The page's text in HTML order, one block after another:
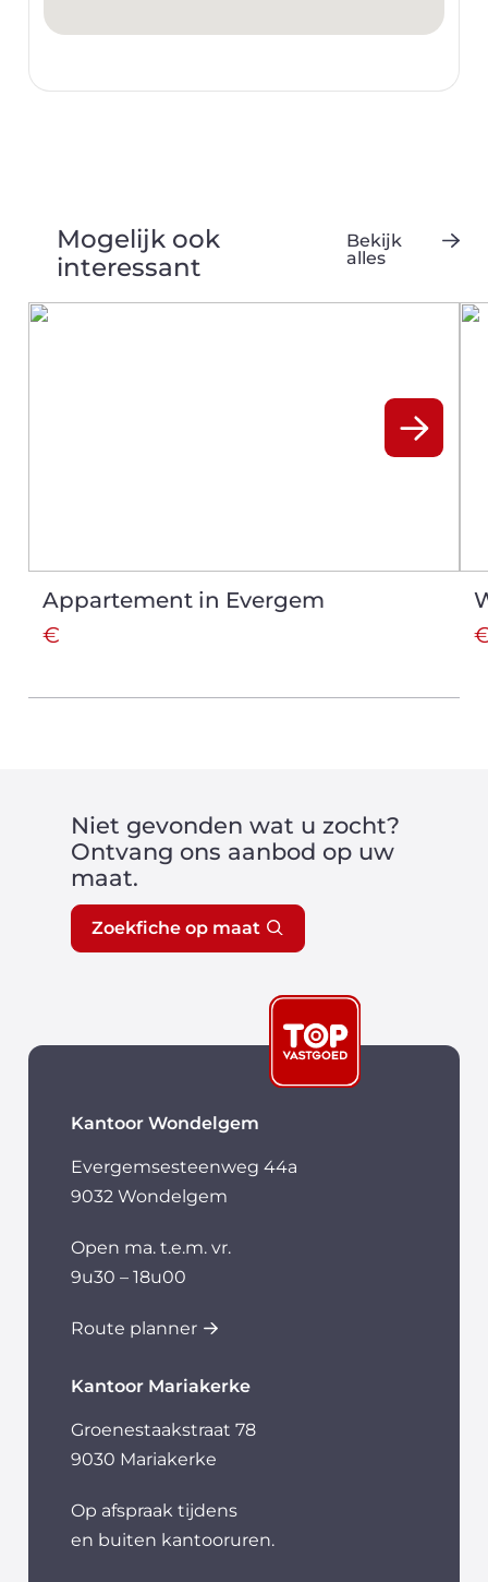
Mogelijk ook
interessant
Bekijk
alles
Appartement in Evergem
€
Niet gevonden wat u zocht?
Ontvang ons aanbod op uw
maat.
Zoekfiche op maat
Kantoor Wondelgem
Evergemsesteenweg 44a
9032 Wondelgem
Open ma. t.e.m. vr.
9u30 – 18u00
Route planner
Kantoor Mariakerke
Groenestaakstraat 78
9030 Mariakerke
Op afspraak tijdens
en buiten kantooruren.